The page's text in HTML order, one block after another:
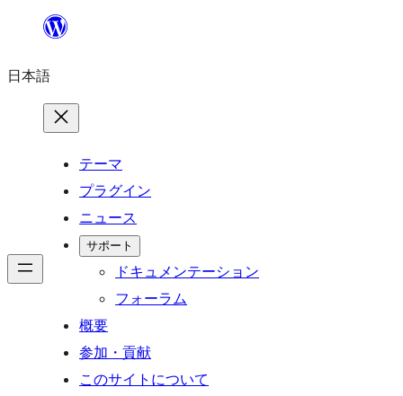
を
日本語
テーマ
プラグイン
ニュース
サポート
ドキュメンテーション
フォーラム
概要
参加・貢献
このサイトについて